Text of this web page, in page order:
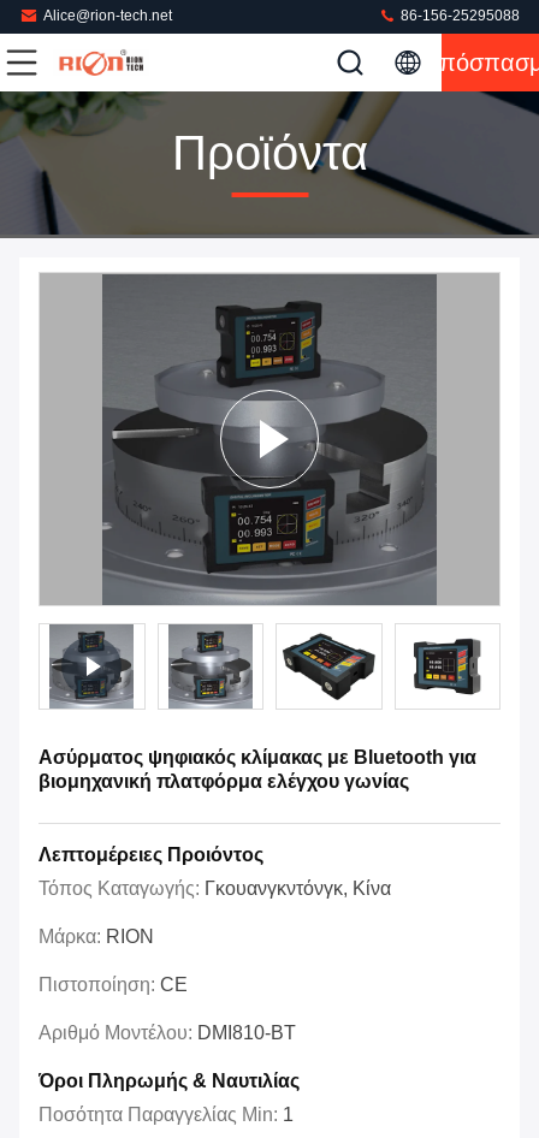
Alice@rion-tech.net 86-156-25295088
Προϊόντα
Ασύρματος ψηφιακός κλίμακας με Bluetooth για
βιομηχανική πλατφόρμα ελέγχου γωνίας
Λεπτομέρειες Προιόντος
Τόπος Καταγωγής: Γκουανγκντόνγκ, Κίνα
Μάρκα: RION
Πιστοποίηση: CE
Αριθμό Μοντέλου: DMI810-BT
Όροι Πληρωμής & Ναυτιλίας
Ποσότητα Παραγγελίας Min: 1